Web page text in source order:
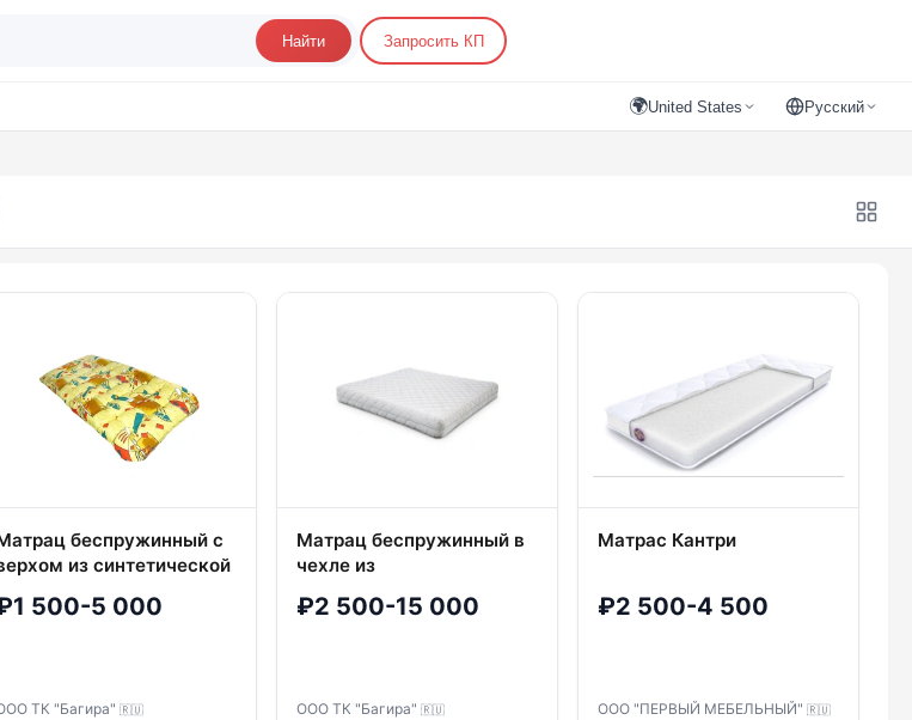
Найти Запросить КП
🌍United States Русский
беспружинный с
из синтетической
ваты
500-5 000
ТК "Багира" 🇷🇺
Матрац беспружинный в
чехле из
трикотажных полотен с
₽2 500-15 000
ООО ТК "Багира" 🇷🇺
Матрас Кантри
₽2 500-4 500
ООО "ПЕРВЫЙ МЕБЕЛЬНЫЙ" 🇷🇺